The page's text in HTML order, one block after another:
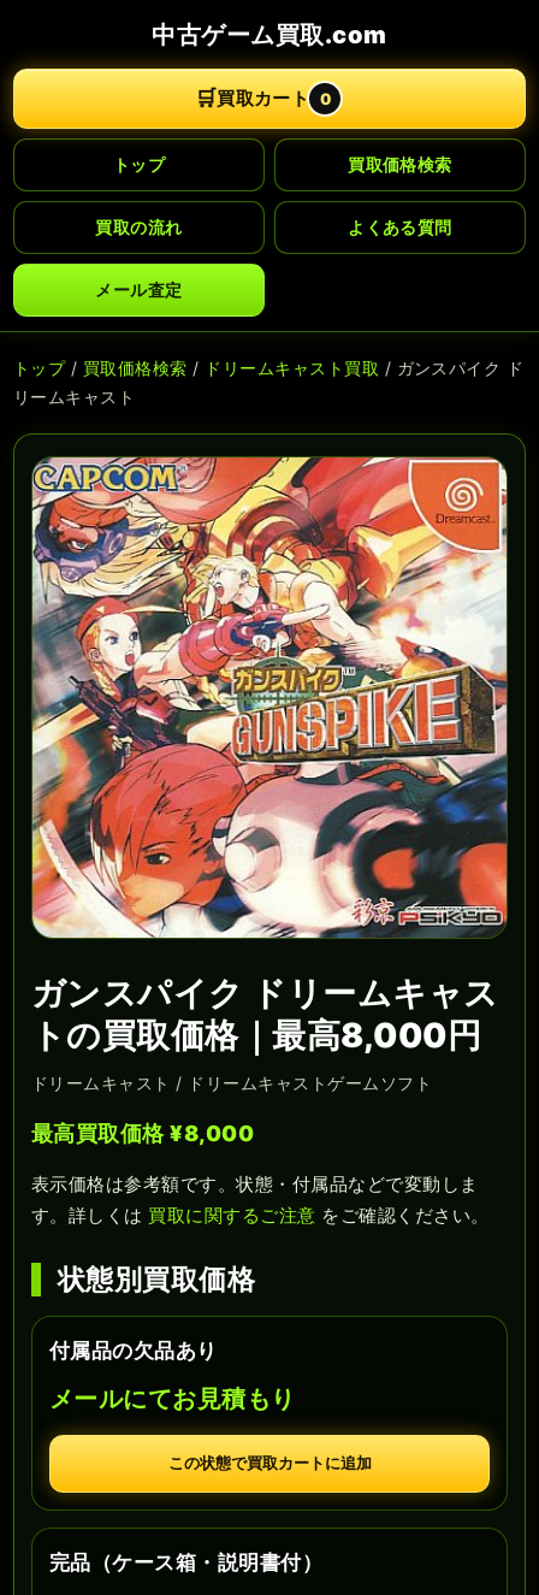
中古ゲーム買取.com
🛒買取カート 0
トップ 買取価格検索
買取の流れ よくある質問
メール査定
トップ/ 買取価格検索 / ドリームキャスト買取 / ガンスパイク ド
リームキャスト
ガンスパイク ドリームキャス
トの買取価格｜最高8,000円
ドリームキャスト / ドリームキャストゲームソフト
最高買取価格 ¥8,000
表示価格は参考額です。状態・付属品などで変動しま
す。詳しくは 買取に関するご注意 をご確認ください。
状態別買取価格
付属品の欠品あり
メールにてお見積もり
この状態で買取カートに追加
完品（ケース箱・説明書付）